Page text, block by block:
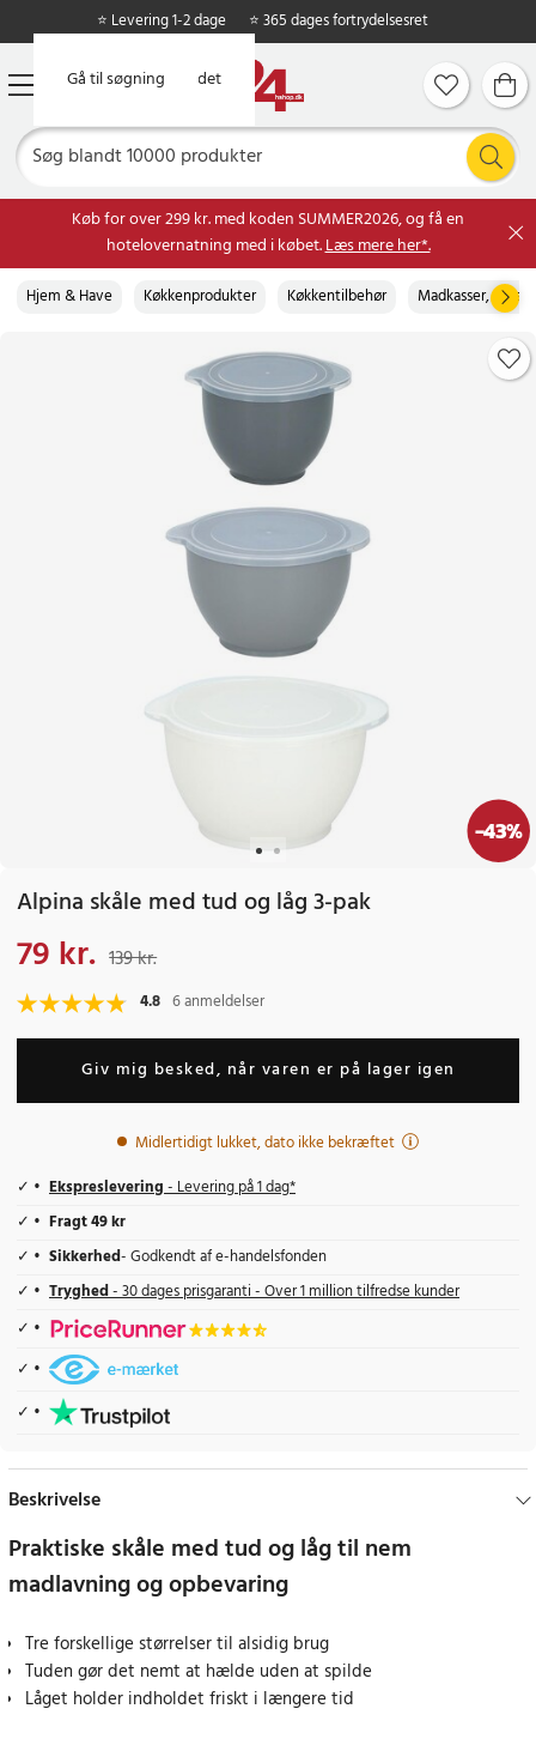
Gå til hovedindholdet
Gå til søgning
⭐ Levering 1-2 dage ⭐ 365 dages fortrydelsesret
Køb for over 299 kr. med koden SUMMER2026, og få en
hotelovernatning med i købet.Læs mere her*.
Hjem & Have Køkkenprodukter Køkkentilbehør Madkasser,
-43%
Alpina skåle med tud og låg 3-pak
Nuværende pris
79 kr. 139 kr.
4.8 6 anmeldelser
Giv mig besked, når varen er på lager igen
Midlertidigt lukket, dato ikke bekræftet
Ekspreslevering- Levering på 1 dag*
Fragt 49 kr
Sikkerhed- Godkendt af e-handelsfonden
Tryghed- 30 dages prisgaranti - Over 1 million tilfredse kunder
Beskrivelse
Praktiske skåle med tud og låg til nem
madlavning og opbevaring
Tre forskellige størrelser til alsidig brug
Tuden gør det nemt at hælde uden at spilde
Låget holder indholdet friskt i længere tid